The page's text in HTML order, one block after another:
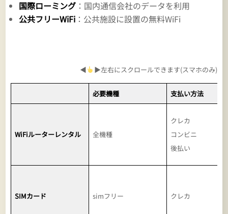
国際ローミング ：国内通信会社のデータを利用
公共フリーWiFi ：公共施設に設置の無料WiFi
◀ ▶左右にスクロールできます(スマホのみ)
必要機種 支払い方法
WiFiルーターレンタル 全機種
クレカ
コンビニ
後払い
SIMカード simフリー クレカ